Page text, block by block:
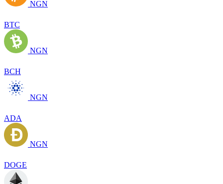
NGN
BTC
NGN
BCH
NGN
ADA
NGN
DOGE